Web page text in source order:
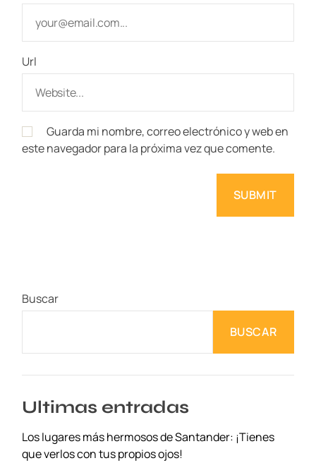
Url
Guarda mi nombre, correo electrónico y web en
este navegador para la próxima vez que comente.
Buscar
BUSCAR
Ultimas entradas
Los lugares más hermosos de Santander: ¡Tienes
que verlos con tus propios ojos!